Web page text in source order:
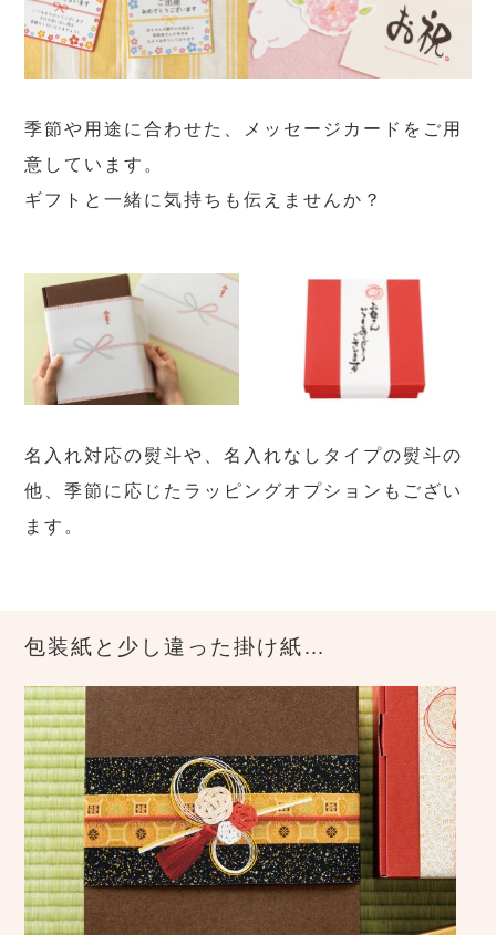
季節や用途に合わせた、メッセージカードをご用
意しています。
ギフトと一緒に気持ちも伝えませんか？
名入れ対応の熨斗や、名入れなしタイプの熨斗の
他、季節に応じたラッピングオプションもござい
ます。
包装紙と少し違った掛け紙…